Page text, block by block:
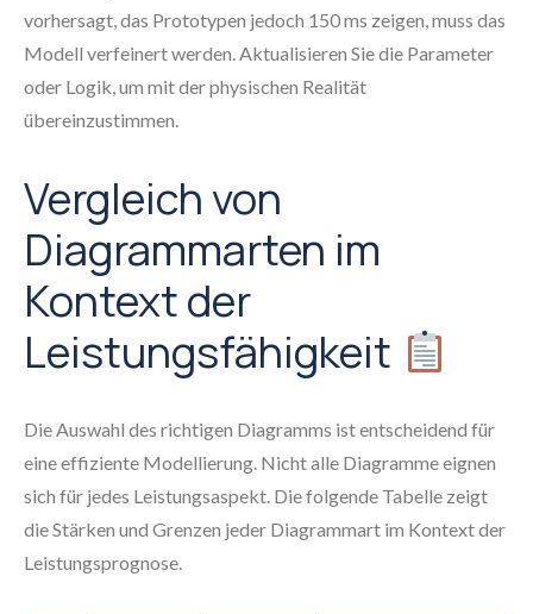
vorhersagt, das Prototypen jedoch 150 ms zeigen, muss das
Modell verfeinert werden. Aktualisieren Sie die Parameter
oder Logik, um mit der physischen Realität
übereinzustimmen.
Vergleich von
Diagrammarten im
Kontext der
Leistungsfähigkeit
Die Auswahl des richtigen Diagramms ist entscheidend für
eine effiziente Modellierung. Nicht alle Diagramme eignen
sich für jedes Leistungsaspekt. Die folgende Tabelle zeigt
die Stärken und Grenzen jeder Diagrammart im Kontext der
Leistungsprognose.